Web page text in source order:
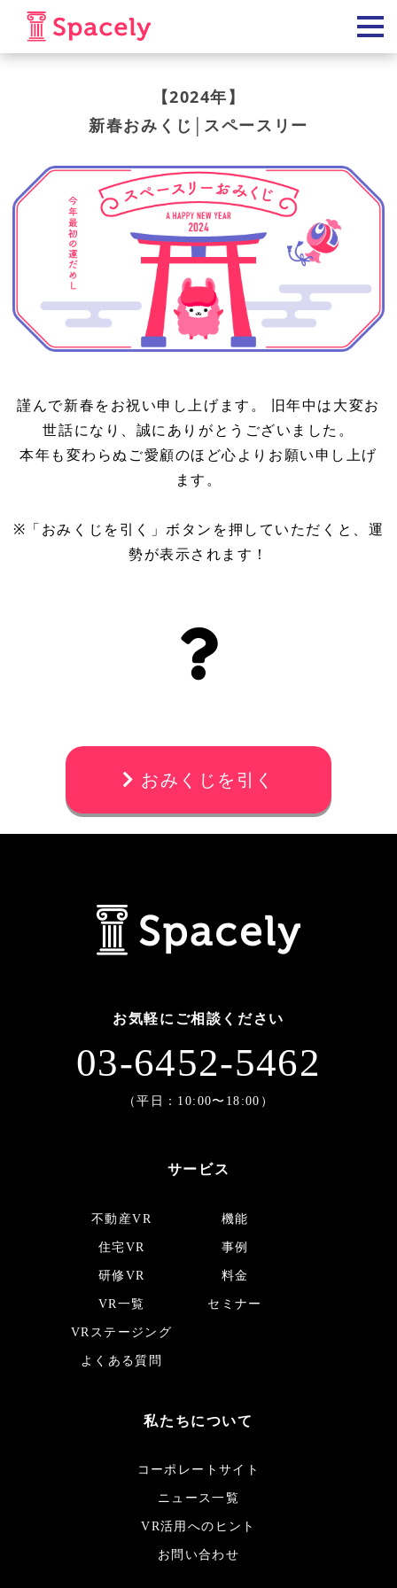
【2024年】
新春おみくじ│スペースリー
謹んで新春をお祝い申し上げます。 旧年中は大変お
世話になり、誠にありがとうございました。
本年も変わらぬご愛顧のほど心よりお願い申し上げ
ます。
※「おみくじを引く」ボタンを押していただくと、運
勢が表示されます！
おみくじを引く
サービス
不動産VR
住宅VR
研修VR
VR一覧
VRステージング
よくある質問
機能
事例
料金
セミナー
私たちについて
コーポレートサイト
ニュース一覧
VR活用へのヒント
お問い合わせ
お気軽にご相談ください
03-6452-5462
（平日：10:00〜18:00）